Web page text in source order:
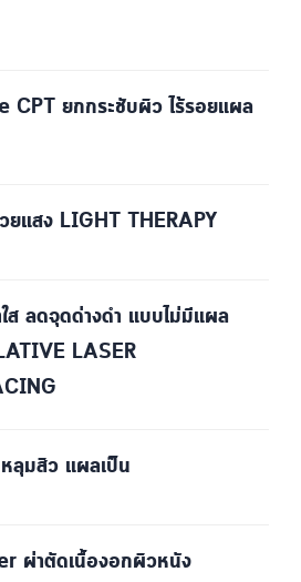
CPT ยกกระชับผิว ไร้รอยแผล
ยแสง LIGHT THERAPY
ใส ลดจุดด่างดำ แบบไม่มีแผล
LASER
ลุมสิว แผลเป็น
ผ่าตัดเนื้องอกผิวหนัง